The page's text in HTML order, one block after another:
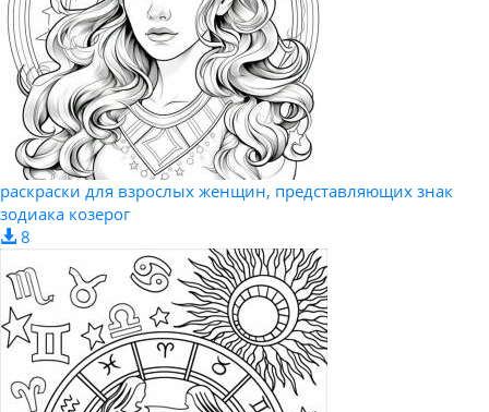
раскраски для взрослых женщин, представляющих знак
зодиака козерог
8